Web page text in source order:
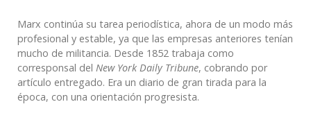
Marx continúa su tarea periodística, ahora de un modo más
profesional y estable, ya que las empresas anteriores tenían
mucho de militancia. Desde 1852 trabaja como
corresponsal del New York Daily Tribune, cobrando por
artículo entregado. Era un diario de gran tirada para la
época, con una orientación progresista.